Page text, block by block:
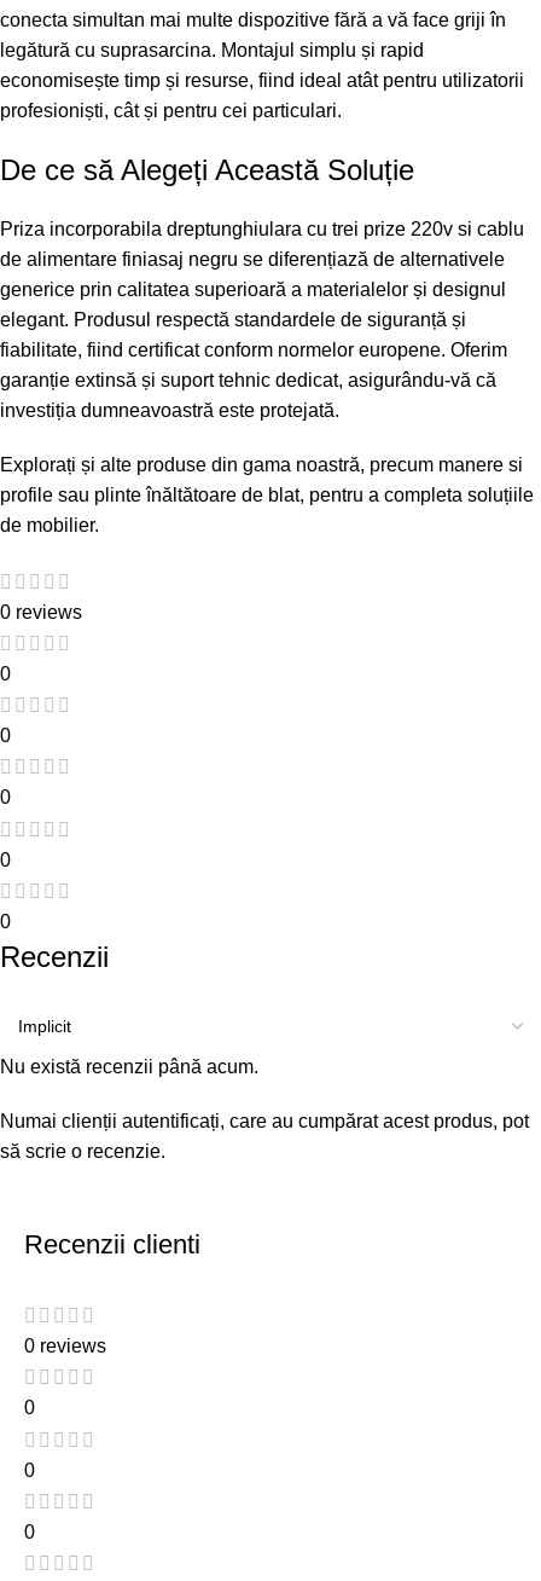
conecta simultan mai multe dispozitive fără a vă face griji în
legătură cu suprasarcina. Montajul simplu și rapid
economisește timp și resurse, fiind ideal atât pentru utilizatorii
profesioniști, cât și pentru cei particulari.
De ce să Alegeți Această Soluție
Priza incorporabila dreptunghiulara cu trei prize 220v si cablu
de alimentare finiasaj negru se diferențiază de alternativele
generice prin calitatea superioară a materialelor și designul
elegant. Produsul respectă standardele de siguranță și
fiabilitate, fiind certificat conform normelor europene. Oferim
garanție extinsă și suport tehnic dedicat, asigurându-vă că
investiția dumneavoastră este protejată.
Explorați și alte produse din gama noastră, precum manere si
profile sau plinte înăltătoare de blat, pentru a completa soluțiile
de mobilier.
0 reviews
0
0
0
0
0
Recenzii
Nu există recenzii până acum.
Numai clienții autentificați, care au cumpărat acest produs, pot
să scrie o recenzie.
Recenzii clienti
0 reviews
0
0
0